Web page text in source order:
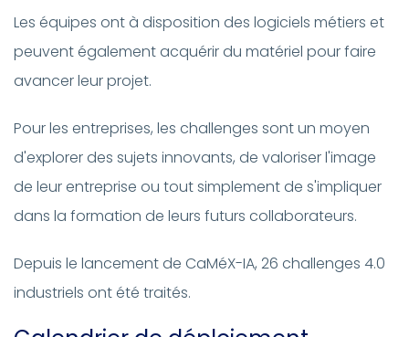
Les équipes ont à disposition des logiciels métiers et
peuvent également acquérir du matériel pour faire
avancer leur projet.
Pour les entreprises, les challenges sont un moyen
d'explorer des sujets innovants, de valoriser l'image
de leur entreprise ou tout simplement de s'impliquer
dans la formation de leurs futurs collaborateurs.
Depuis le lancement de CaMéX-IA, 26 challenges 4.0
industriels ont été traités.